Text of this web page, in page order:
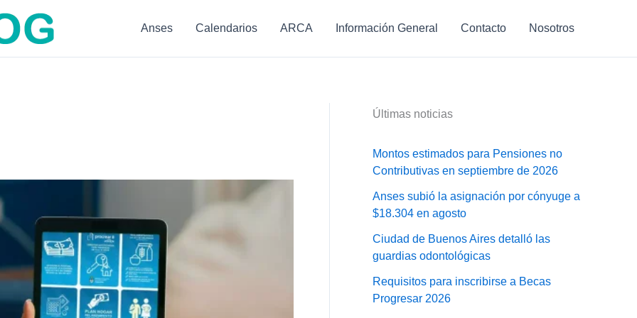
Anses Calendarios ARCA Información General Contacto Nosotros
Últimas noticias
Montos estimados para Pensiones no
Contributivas en septiembre de 2026
Anses subió la asignación por cónyuge a
$18.304 en agosto
Ciudad de Buenos Aires detalló las
guardias odontológicas
Requisitos para inscribirse a Becas
Progresar 2026